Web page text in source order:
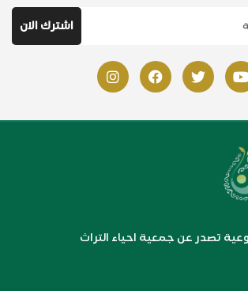
تصدر عن جمعية احياء التراث